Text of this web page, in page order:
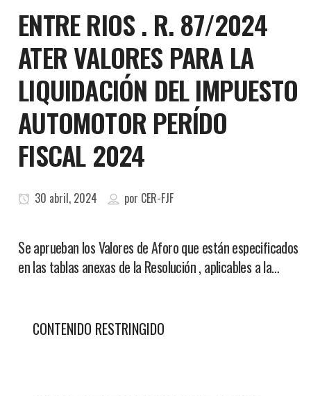
ENTRE RIOS . R. 87/2024
ATER VALORES PARA LA
LIQUIDACIÓN DEL IMPUESTO
AUTOMOTOR PERÍDO
FISCAL 2024
30 abril, 2024 por CER-FJF
Se aprueban los Valores de Aforo que están especificados
en las tablas anexas de la Resolución , aplicables a la…
CONTENIDO RESTRINGIDO